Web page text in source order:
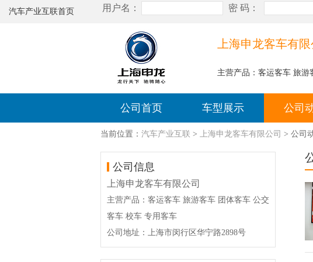
汽车产业互联首页
上海申龙客车有限
主营产品：客运客车 旅
公司首页 车型展示 公司
当前位置： 汽车产业互联 > 上海申龙客车有限公司 > 公司
公司信息
上海申龙客车有限公司
主营产品：客运客车 旅游客车 团体客车 公交
客车 校车 专用客车
公司地址：上海市闵行区华宁路2898号